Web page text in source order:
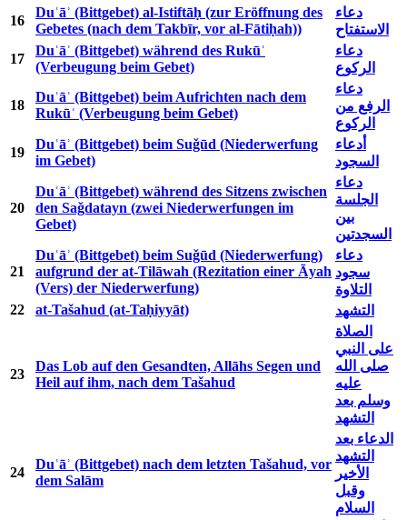
16
Duʿāʾ (Bittgebet) al-Istiftāḥ (zur Eröffnung des
Gebetes (nach dem Takbīr, vor al-Fātiḥah))
دعاء
الاستفتاح
17
Duʿāʾ (Bittgebet) während des Rukūʿ
(Verbeugung beim Gebet)
دعاء
الركوع
18
Duʿāʾ (Bittgebet) beim Aufrichten nach dem
Rukūʿ (Verbeugung beim Gebet)
دعاء
الرفع من
الركوع
19
Duʿāʾ (Bittgebet) beim Suǧūd (Niederwerfung
im Gebet)
أدعاء
السجود
20
Duʿāʾ (Bittgebet) während des Sitzens zwischen
den Saǧdatayn (zwei Niederwerfungen im
Gebet)
دعاء
الجلسة
بين
السجدتين
21
Duʿāʾ (Bittgebet) beim Suǧūd (Niederwerfung)
aufgrund der at-Tilāwah (Rezitation einer Āyah
(Vers) der Niederwerfung)
دعاء
سجود
التلاوة
22
at-Tašahud (at-Taḥiyyāt) التشهد
23
Das Lob auf den Gesandten, Allāhs Segen und
Heil auf ihm, nach dem Tašahud
الصلاة
على النبي
صلى الله
عليه
وسلم بعد
التشهد
24
Duʿāʾ (Bittgebet) nach dem letzten Tašahud, vor
dem Salām
الدعاء بعد
التشهد
الأخير
وقبل
السلام